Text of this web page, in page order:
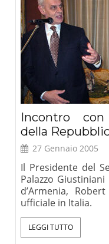
Incontro
della
27 Gennaio 2005
Il Presidente del
Palazzo
d’Armenia,
ufficiale in Italia.
LEGGI TUTTO